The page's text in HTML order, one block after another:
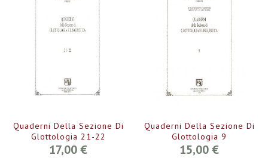
Quaderni Della Sezione Di
Glottologia 21-22
17,00 €
Quaderni Della Sezione Di
Glottologia 9
15,00 €